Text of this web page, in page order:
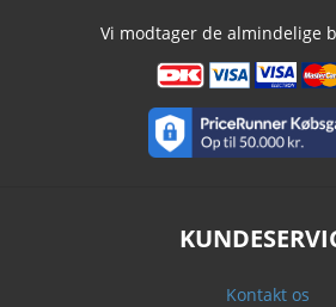
Vi modtager de almindelige
Kontakt os